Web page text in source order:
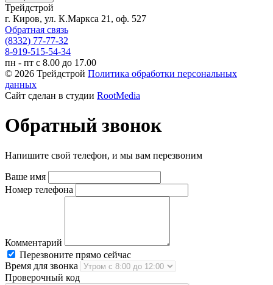
Трейдстрой
г. Киров, ул. К.Маркса 21, оф. 527
Обратная связь
(8332) 77-77-32
8-919-515-54-34
пн - пт с 8.00 до 17.00
© 2026 Трейдстрой Политика обработки персональных
данных
Сайт сделан в студии RootMedia
Обратный звонок
Напишите свой телефон, и мы вам перезвоним
Ваше имя
Номер телефона
Комментарий
Перезвоните прямо сейчас
Время для звонка
Проверочный код